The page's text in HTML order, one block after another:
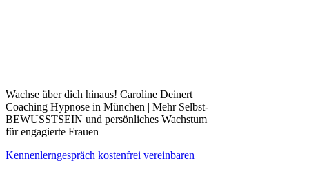
Wachse über dich hinaus! Caroline Deinert
Coaching Hypnose in München | Mehr Selbst-
BEWUSSTSEIN und persönliches Wachstum
für engagierte Frauen
Kennenlerngespräch kostenfrei vereinbaren